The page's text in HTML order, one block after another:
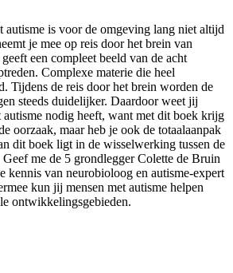
autisme is voor de omgeving lang niet altijd
je mee op reis door het brein van
een compleet beeld van de acht
Complexe materie die heel
Tijdens de reis door het brein worden de
steeds duidelijker. Daardoor weet jij
autisme nodig heeft, want met dit boek krijg
oorzaak, maar heb je ook de totaalaanpak
dit boek ligt in de wisselwerking tussen de
me de 5 grondlegger Colette de Bruin
kennis van neurobioloog en autisme-expert
kun jij mensen met autisme helpen
ontwikkelingsgebieden.